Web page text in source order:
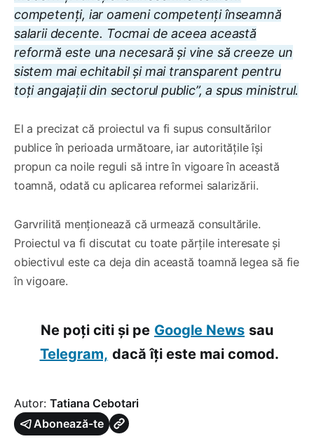
competenți, iar oameni competenți înseamnă
salarii decente. Tocmai de aceea această
reformă este una necesară și vine să creeze un
sistem mai echitabil și mai transparent pentru
toți angajații din sectorul public”, a spus ministrul.
El a precizat că proiectul va fi supus consultărilor
publice în perioada următoare, iar autoritățile își
propun ca noile reguli să intre în vigoare în această
toamnă, odată cu aplicarea reformei salarizării.
Garvrilită menționează că urmează consultările.
Proiectul va fi discutat cu toate părțile interesate și
obiectivul este ca deja din această toamnă legea să fie
în vigoare.
Ne poți citi și pe Google News sau
Telegram, dacă îți este mai comod.
Autor: Tatiana Cebotari
Abonează-te